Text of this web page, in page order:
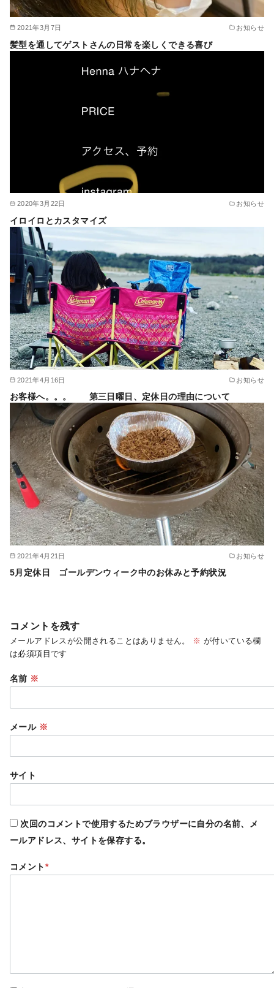
2021年3月7日 お知らせ
髪型を通してゲストさんの日常を楽しくできる喜び
2020年3月22日 お知らせ
イロイロとカスタマイズ
2021年4月16日 お知らせ
お客様へ。。。 第三日曜日、定休日の理由について
2021年4月21日 お知らせ
5月定休日 ゴールデンウィーク中のお休みと予約状況
コメントを残す
メールアドレスが公開されることはありません。 ※ が付いている欄
は必須項目です
名前 ※
メール ※
サイト
次回のコメントで使用するためブラウザーに自分の名前、メ
ールアドレス、サイトを保存する。
コメント*